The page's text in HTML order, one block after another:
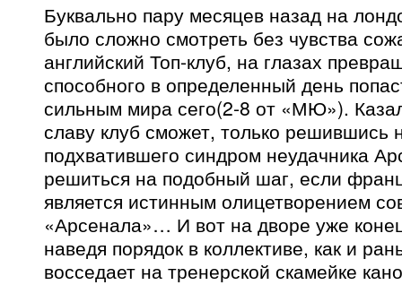
Буквально пару месяцев назад на
было сложно смотреть без чувства
английский Топ-клуб, на глазах
способного в определенный день
сильным мира сего(2-8 от «МЮ»).
славу клуб сможет, только решившись
подхватившего синдром неудачника
решиться на подобный шаг, если
является истинным олицетворением
«Арсенала»… И вот на дворе уже
наведя порядок в коллективе, как и
восседает на тренерской скамейке